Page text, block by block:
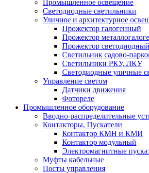
Промышленное освещение
Светодиодные светильники
Уличное и архитектурное
Прожектор галогенный
Прожектор
Прожектор светодиодный
Светильник садово-
Светильники РКУ, ЛКУ
Светодиодные уличные
Управление светом
Датчики движения
Фотореле
Промышленное оборудование
Вводно-распределительные
Контакторы, Пускатели
Контактор КМН и КМИ
Контактор модульный
Электромагнитные
Муфты кабельные
Посты управления